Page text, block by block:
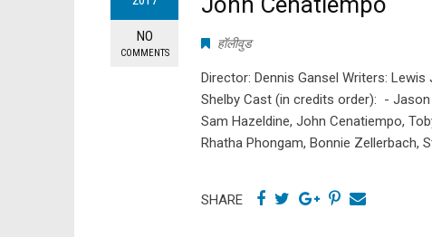
NO
COMMENTS
हॉलीवुड
Director: Dennis Gansel Writers:
Shelby Cast (in credits order): -
Sam Hazeldine, John Cenatiempo,
Rhatha Phongam, Bonnie Zellerbach,
SHARE